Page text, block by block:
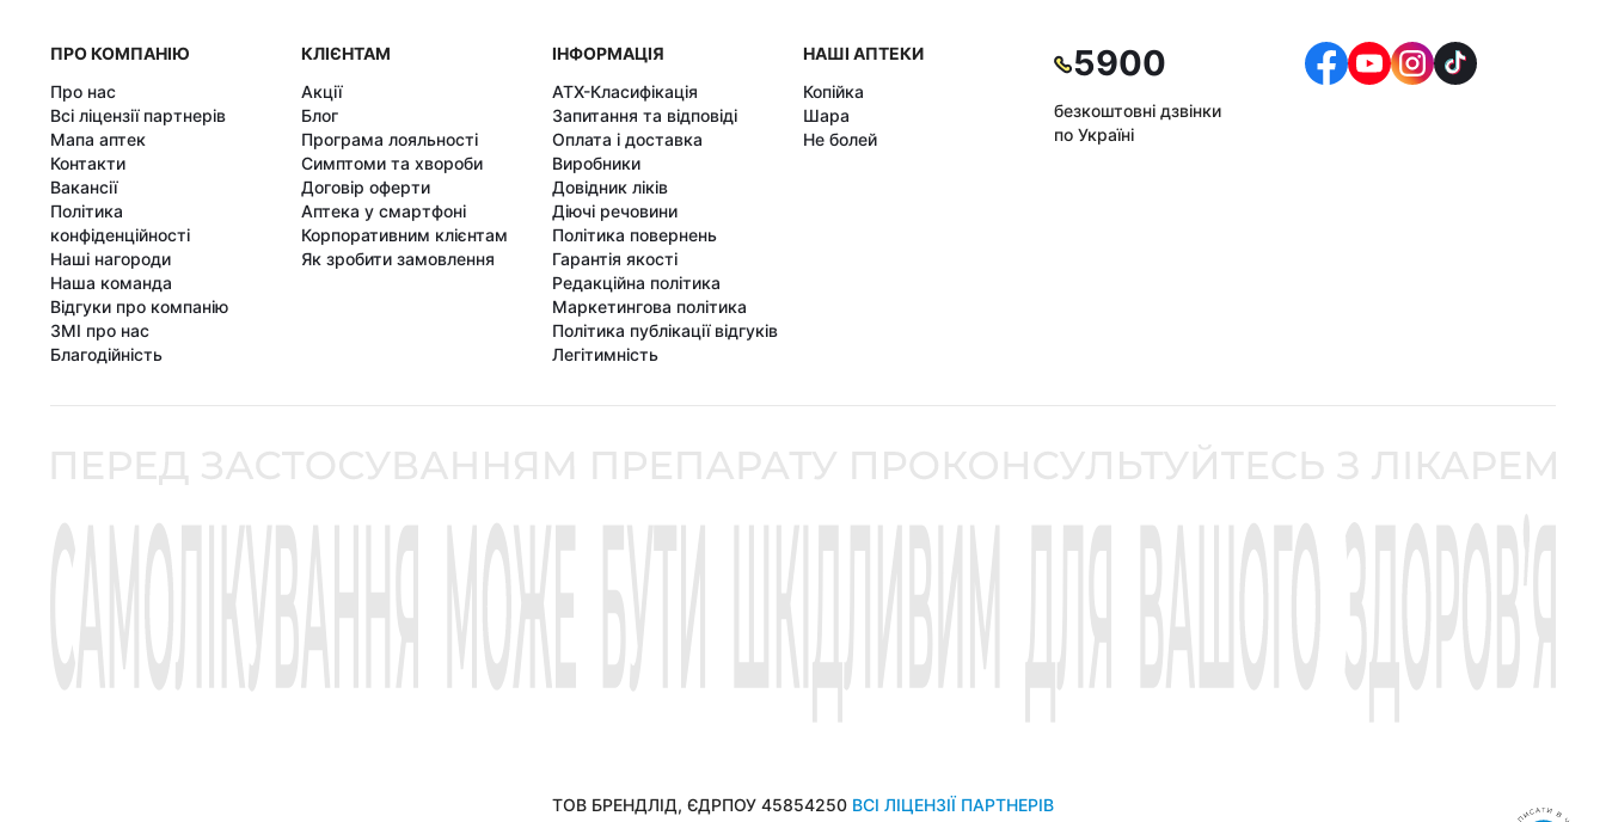
ПРО КОМПАНІЮ
Про нас
Всі ліцензії партнерів
Мапа аптек
Контакти
Вакансії
Політика
конфіденційності
Наші нагороди
Наша команда
Відгуки про компанію
ЗМІ про нас
Благодійність
КЛІЄНТАМ
Акції
Блог
Програма лояльності
Симптоми та хвороби
Договір оферти
Аптека у смартфоні
Корпоративним клієнтам
Як зробити замовлення
ІНФОРМАЦІЯ
АТХ-Класифікація
Запитання та відповіді
Оплата і доставка
Виробники
Довідник ліків
Діючі речовини
Політика повернень
Гарантія якості
Редакційна політика
Маркетингова політика
Політика публікації відгуків
Легітимність
НАШІ АПТЕКИ
Копійка
Шара
Не болей
5900
безкоштовні дзвінки
по Україні
ТОВ БРЕНДЛІД, ЄДРПОУ 45854250 ВСІ ЛІЦЕНЗІЇ ПАРТНЕРІВ